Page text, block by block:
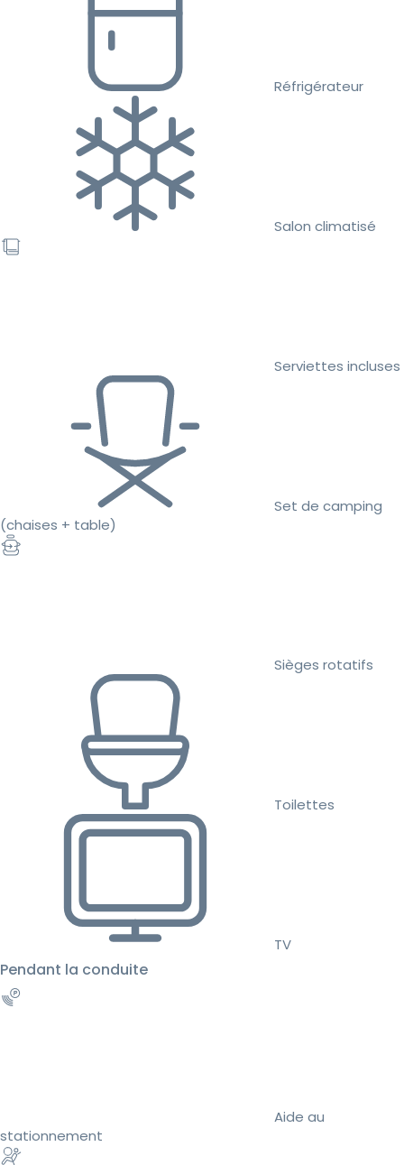
Réfrigérateur
Salon climatisé
Serviettes incluses
Set de camping
(chaises + table)
Sièges rotatifs
Toilettes
TV
Pendant la conduite
Aide au
stationnement